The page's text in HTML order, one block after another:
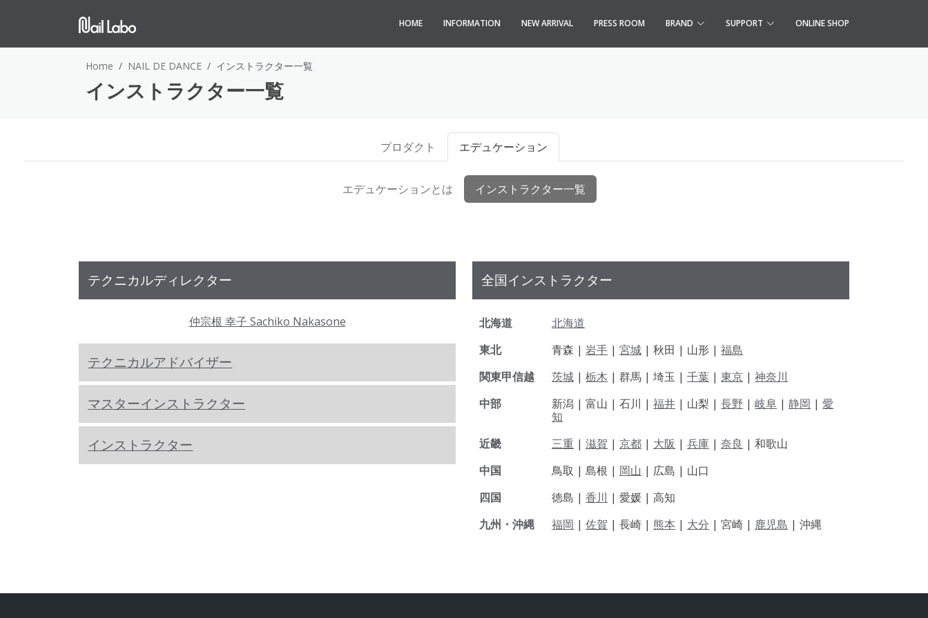
HOME INFORMATION NEW ARRIVAL PRESS ROOM BRAND SUPPORT ONLINE SHOP
Home NAIL DE DANCE インストラクター一覧
インストラクター一覧
プロダクト エデュケーション
エデュケーションとは インストラクター一覧
テクニカルディレクター
仲宗根 幸子 Sachiko Nakasone
テクニカルアドバイザー
マスターインストラクター
インストラクター
全国インストラクター
北海道
北海道
東北
青森 |岩手 |宮城 | 秋田 | 山形 |福島
関東甲信越
茨城 |栃木 | 群馬 | 埼玉 |千葉 |東京 |神奈川
中部
新潟 |富山 |石川 |福井 | 山梨 |長野 |岐阜 |静岡 |愛
知
近畿
三重 |滋賀 |京都 | 大阪 |兵庫 |奈良 |和歌山
中国
鳥取 |島根 | 岡山 | 広島 | 山口
四国
徳島 |香川 |愛媛 |高知
九州・沖縄
福岡 |佐賀 |長崎 | 熊本 | 大分 |宮崎 | 鹿児島 |沖縄